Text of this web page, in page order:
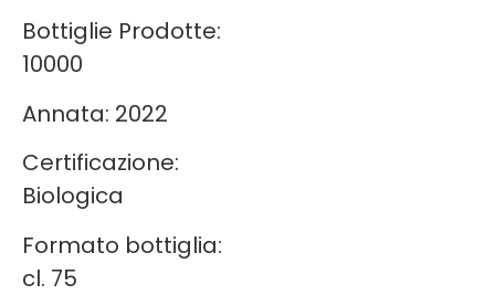
Bottiglie Prodotte:
10000
Annata: 2022
Certificazione:
Biologica
Formato bottiglia:
cl. 75